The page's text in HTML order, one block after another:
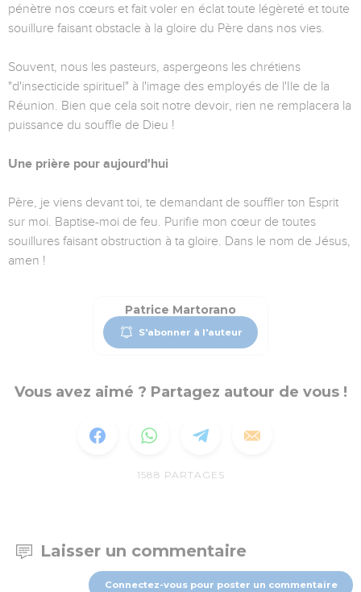
pénètre nos cœurs et fait voler en éclat toute légèreté et toute
souillure faisant obstacle à la gloire du Père dans nos vies.
Souvent, nous les pasteurs, aspergeons les chrétiens
"d'insecticide spirituel" à l'image des employés de l'Ile de la
Réunion. Bien que cela soit notre devoir, rien ne remplacera la
puissance du souffle de Dieu !
Une prière pour aujourd'hui
Père, je viens devant toi, te demandant de souffler ton Esprit
sur moi. Baptise-moi de feu. Purifie mon cœur de toutes
souillures faisant obstruction à ta gloire. Dans le nom de Jésus,
amen !
Patrice Martorano
S'abonner à l'auteur
Vous avez aimé ? Partagez autour de vous !
1588 PARTAGES
Laisser un commentaire
Connectez-vous pour poster un commentaire